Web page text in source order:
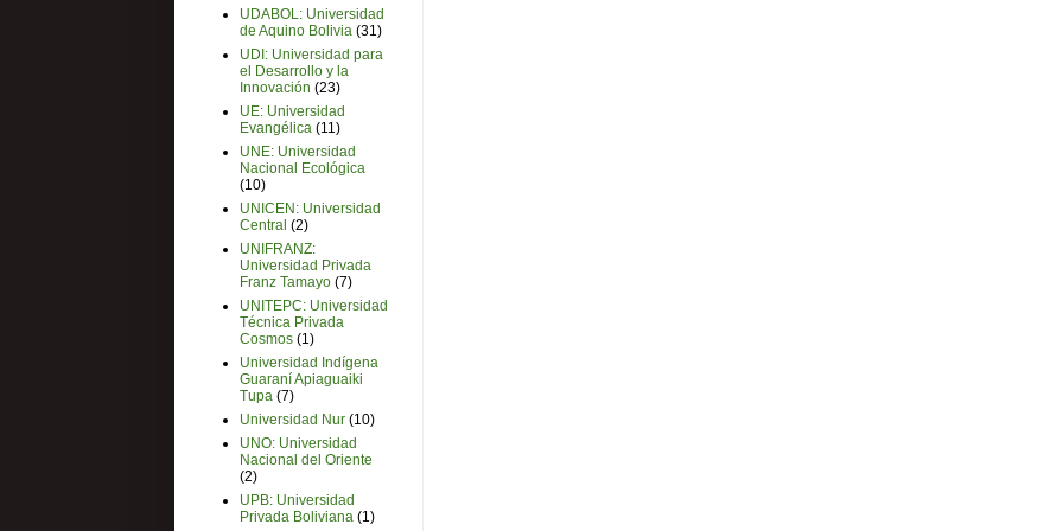
UDABOL: Universidad
de Aquino Bolivia (31)
UDI: Universidad para
el Desarrollo y la
Innovación (23)
UE: Universidad
Evangélica (11)
UNE: Universidad
Nacional Ecológica
(10)
UNICEN: Universidad
Central (2)
UNIFRANZ:
Universidad Privada
Franz Tamayo (7)
UNITEPC: Universidad
Técnica Privada
Cosmos (1)
Universidad Indígena
Guaraní Apiaguaiki
Tupa (7)
Universidad Nur (10)
UNO: Universidad
Nacional del Oriente
(2)
UPB: Universidad
Privada Boliviana (1)